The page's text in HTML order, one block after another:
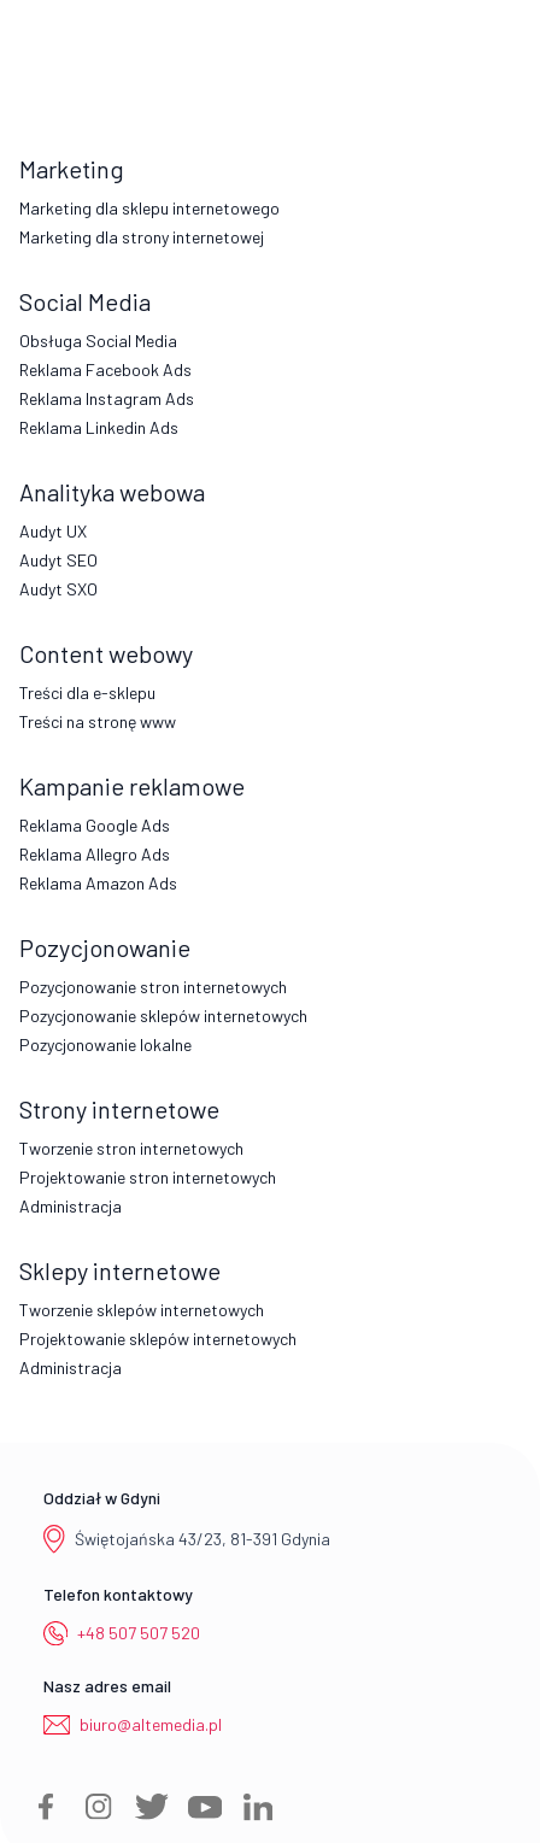
Marketing
Marketing dla sklepu internetowego
Marketing dla strony internetowej
Social Media
Obsługa Social Media
Reklama Facebook Ads
Reklama Instagram Ads
Reklama Linkedin Ads
Analityka webowa
Audyt UX
Audyt SEO
Audyt SXO
Content webowy
Treści dla e-sklepu
Treści na stronę www
Kampanie reklamowe
Reklama Google Ads
Reklama Allegro Ads
Reklama Amazon Ads
Pozycjonowanie
Pozycjonowanie stron internetowych
Pozycjonowanie sklepów internetowych
Pozycjonowanie lokalne
Strony internetowe
Tworzenie stron internetowych
Projektowanie stron internetowych
Administracja
Sklepy internetowe
Tworzenie sklepów internetowych
Projektowanie sklepów internetowych
Administracja
Oddział w Gdyni
Świętojańska 43/23, 81-391 Gdynia
Telefon kontaktowy
+48 507 507 520
Nasz adres email
biuro@altemedia.pl